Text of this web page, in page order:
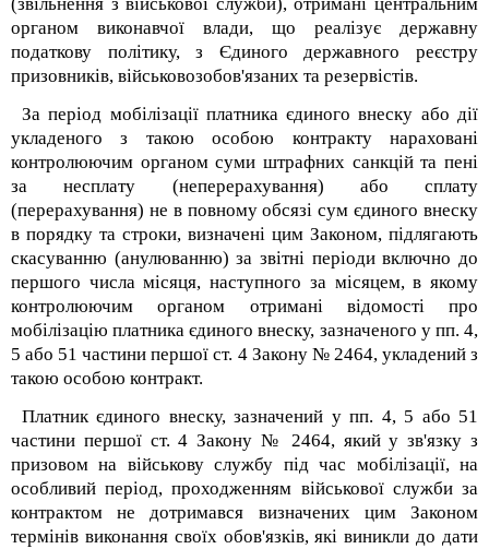
органом виконавчої влади, що реалізує державну
податкову політику, з Єдиного державного реєстру
призовників, військовозобов'язаних та резервістів.
За період мобілізації платника єдиного внеску або дії
укладеного з такою особою контракту нараховані
контролюючим органом суми штрафних санкцій та пені
за несплату (неперерахування) або сплату
(перерахування) не в повному обсязі сум єдиного внеску
в порядку та строки, визначені цим Законом, підлягають
скасуванню (анулюванню) за звітні періоди включно до
першого числа місяця, наступного за місяцем, в якому
контролюючим органом отримані відомості про
мобілізацію платника єдиного внеску, зазначеного у пп. 4,
5 або 51 частини першої ст. 4 Закону № 2464, укладений з
такою особою контракт.
Платник єдиного внеску, зазначений у пп. 4, 5 або 51
частини першої ст. 4 Закону № 2464, який у зв'язку з
призовом на військову службу під час мобілізації, на
особливий період, проходженням військової служби за
контрактом не дотримався визначених цим Законом
термінів виконання своїх обов'язків, які виникли до дати